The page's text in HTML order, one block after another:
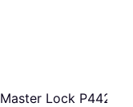
Master Lock P44298